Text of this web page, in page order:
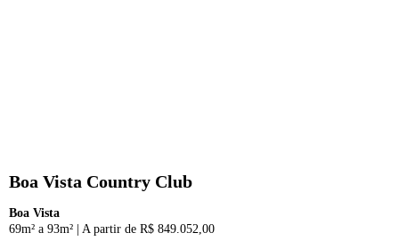
Boa Vista Country Club
Boa Vista
69m² a 93m²
A partir de R$ 849.052,00